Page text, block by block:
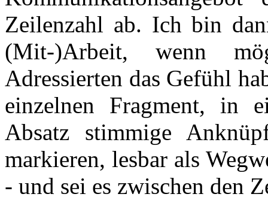
Zeilenzahl ab. Ich bin
(Mit-)Arbeit, wenn
Adressierten das Gefühl
einzelnen Fragment, in
Absatz stimmige
markieren, lesbar als
- und sei es zwischen den